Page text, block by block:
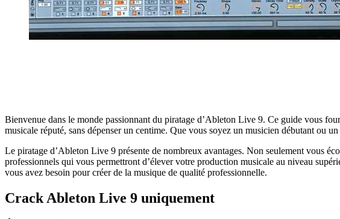
Bienvenue dans le monde passionnant du piratage d’Ableton Live 9. Ce guide vous
musicale réputé, sans dépenser un centime. Que vous soyez un musicien débutant ou
Le piratage d’Ableton Live 9 présente de nombreux avantages. Non seulement vous
professionnels qui vous permettront d’élever votre production musicale au niveau
vous avez besoin pour créer de la musique de qualité professionnelle.
Crack Ableton Live 9 uniquement